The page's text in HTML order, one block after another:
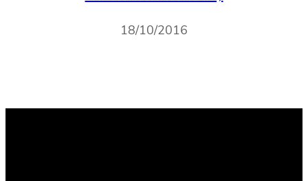
18/10/2016